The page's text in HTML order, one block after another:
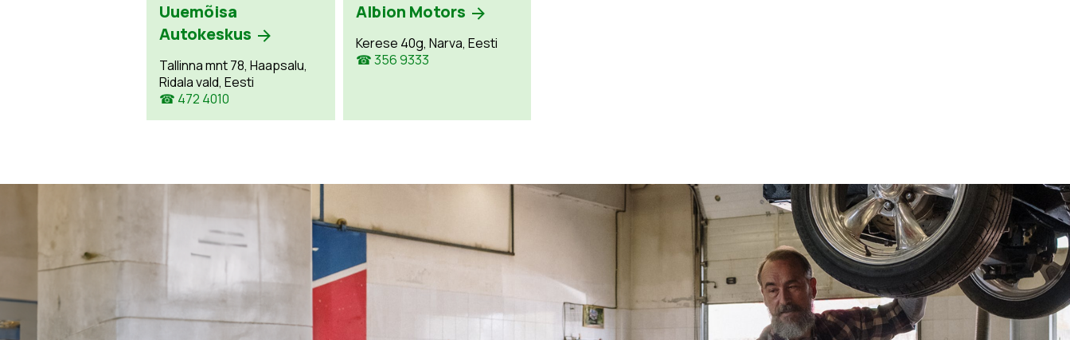
Uuemõisa
Autokeskus
Tallinna mnt 78, Haapsalu,
Ridala vald, Eesti
☎ 472 4010
Albion Motors
Kerese 40g, Narva, Eesti
☎ 356 9333